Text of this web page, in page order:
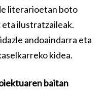
literarioetan boto
ilustratzaileak.
andoaindarra eta
kidea.
baitan